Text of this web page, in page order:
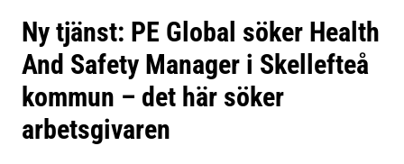
Ny tjänst: PE Global söker Health
And Safety Manager i Skellefteå
kommun – det här söker
arbetsgivaren